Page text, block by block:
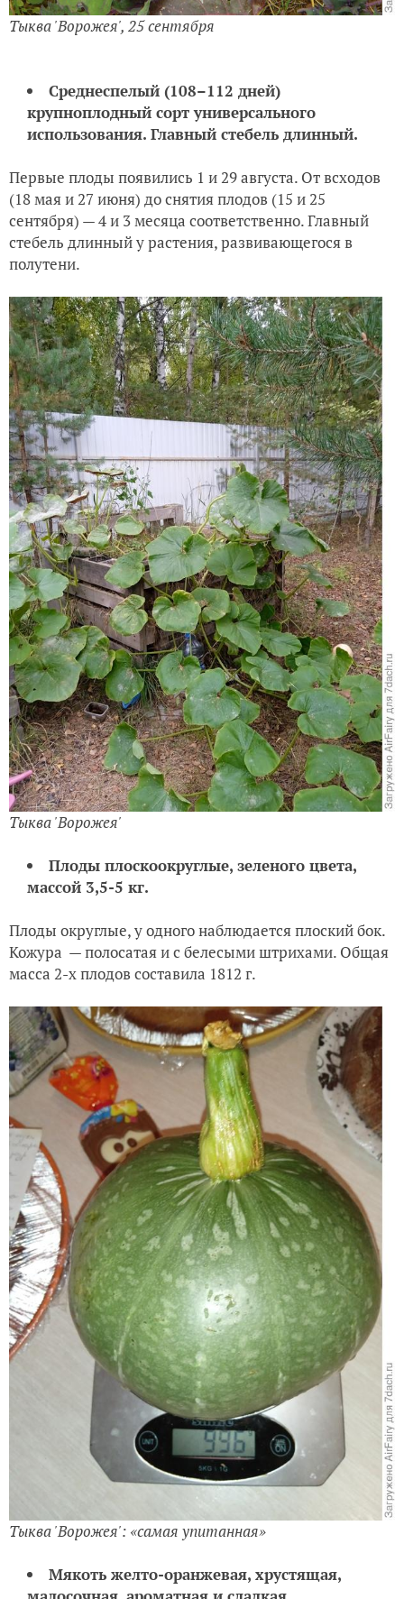
Тыква 'Ворожея', 25 сентября
Среднеспелый (108–112 дней)
крупноплодный сорт универсального
использования. Главный стебель длинный.
Первые плоды появились 1 и 29 августа. От всходов
(18 мая и 27 июня) до снятия плодов (15 и 25
сентября) — 4 и 3 месяца соответственно. Главный
стебель длинный у растения, развивающегося в
полутени.
Тыква 'Ворожея'
Плоды плоскоокруглые, зеленого цвета,
массой 3,5-5 кг.
Плоды округлые, у одного наблюдается плоский бок.
Кожура — полосатая и с белесыми штрихами. Общая
масса 2-х плодов составила 1812 г.
Тыква 'Ворожея': «самая упитанная»
Мякоть желто-оранжевая, хрустящая,